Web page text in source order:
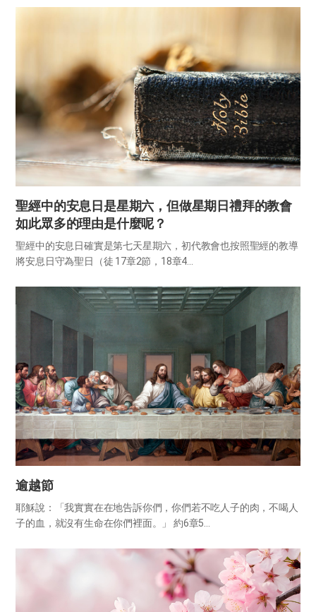
聖經中的安息日是星期六，但做星期日禮拜的教會
如此眾多的理由是什麼呢？
聖經中的安息日確實是第七天星期六，初代教會也按照聖經的教導
將安息日守為聖日（徒 17章2節，18章4...
逾越節
耶穌說：「我實實在在地告訴你們，你們若不吃人子的肉，不喝人
子的血，就沒有生命在你們裡面。」 約6章5...